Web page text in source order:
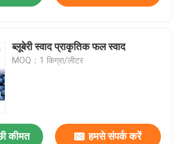
ब्लूबेरी स्वाद प्राकृतिक फल स्वाद
MOQ：1 किग्रा/लीटर
कीमत हमसे संपर्क करें